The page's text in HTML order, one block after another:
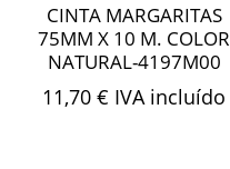
CINTA MARGARITAS
75MM X 10 M. COLOR
NATURAL-4197M00
11,70€ IVA incluído